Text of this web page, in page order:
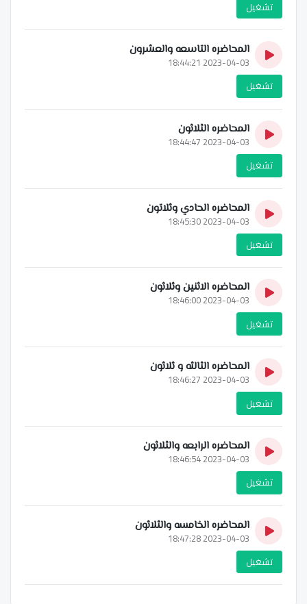
تشغيل
المحاضره التاسعه والعشرون
2023-04-03 18:44:21
تشغيل
المحاضره الثلاثون
2023-04-03 18:44:47
تشغيل
المحاضره الحادي وثلاتون
2023-04-03 18:45:30
تشغيل
المحاضره الاثنين وثلاثون
2023-04-03 18:46:00
تشغيل
المحاضره الثالثه و ثلاثون
2023-04-03 18:46:27
تشغيل
المحاضره الرابعه والثلاثون
2023-04-03 18:46:54
تشغيل
المحاضره الخامسه والثلاثون
2023-04-03 18:47:28
تشغيل